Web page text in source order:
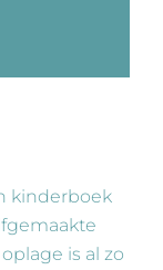
kinderboek
is al zo